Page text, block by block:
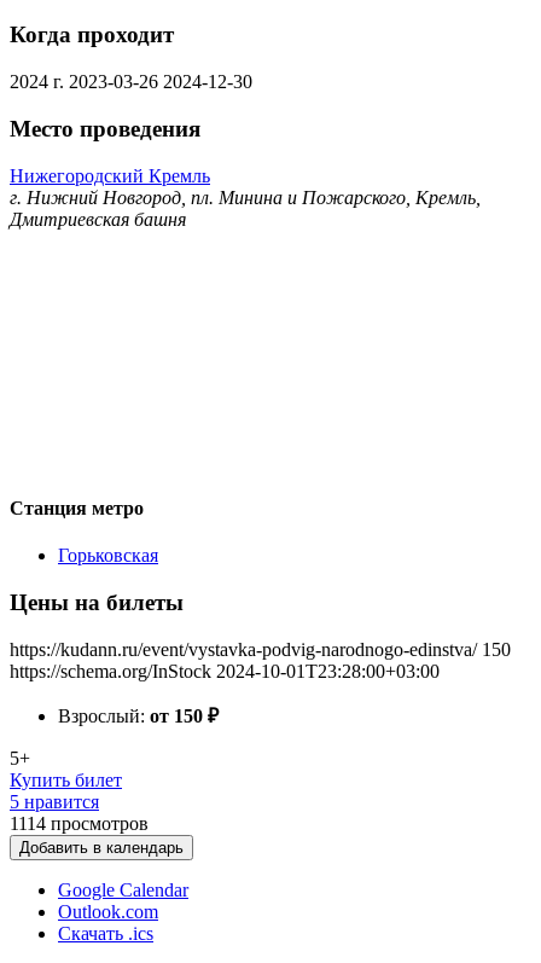
Когда проходит
2024 г. 2023-03-26 2024-12-30
Место проведения
Нижегородский Кремль
г. Нижний Новгород, пл. Минина и Пожарского, Кремль,
Дмитриевская башня
Станция метро
Горьковская
Цены на билеты
https://kudann.ru/event/vystavka-podvig-narodnogo-edinstva/ 150
https://schema.org/InStock 2024-10-01T23:28:00+03:00
Взрослый: от 150 ₽
5+
Купить билет
5 нравится
1114 просмотров
Добавить в календарь
Google Calendar
Outlook.com
Скачать .ics